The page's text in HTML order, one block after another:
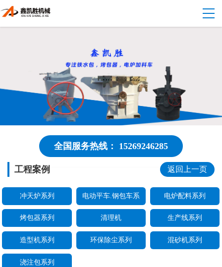
全国服务热线： 15269246285
工程案例 返回上一页
冲天炉系列 电动平车.钢包车系 电炉配料系列
烤包器系列 清理机 生产线系列
造型机系列 环保除尘系列 混砂机系列
浇注包系列